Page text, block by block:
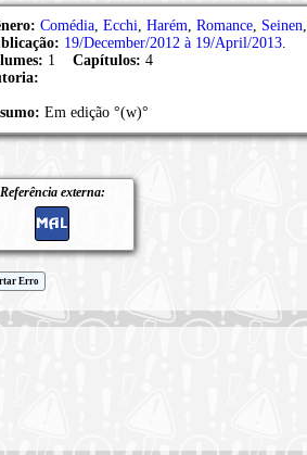
Comédia, Ecchi, Harém, Romance, Seinen,
19/December/2012 à 19/April/2013.
1 Capítulos: 4
Em edição °(w)°
Referência externa:
Erro